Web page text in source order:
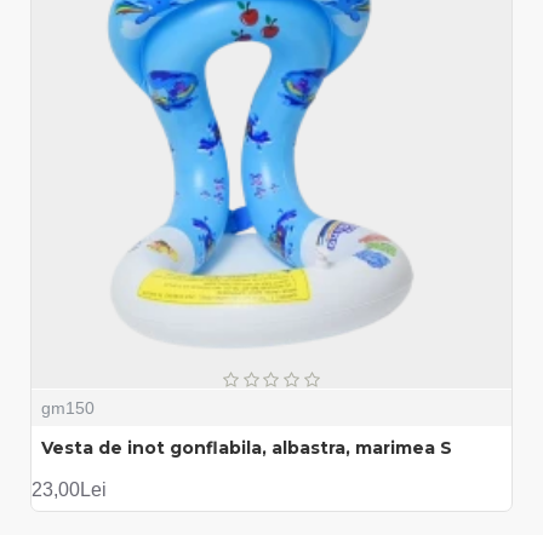
gm150
Vesta de inot gonflabila, albastra, marimea S
23,00Lei